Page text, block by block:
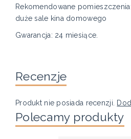
Rekomendowane
duże sale kina domowego
Gwarancja: 24 miesiące.
Recenzje
Produkt nie posiada recenzji.
Polecamy produkty